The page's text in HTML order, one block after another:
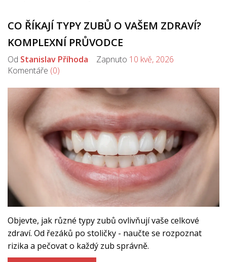
CO ŘÍKAJÍ TYPY ZUBŮ O VAŠEM ZDRAVÍ?
KOMPLEXNÍ PRŮVODCE
Od Stanislav Příhoda Zapnuto 10 kvě, 2026
Komentáře (0)
Objevte, jak různé typy zubů ovlivňují vaše celkové
zdraví. Od řezáků po stoličky - naučte se rozpoznat
rizika a pečovat o každý zub správně.